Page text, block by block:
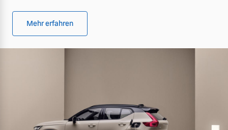
Mehr erfahren